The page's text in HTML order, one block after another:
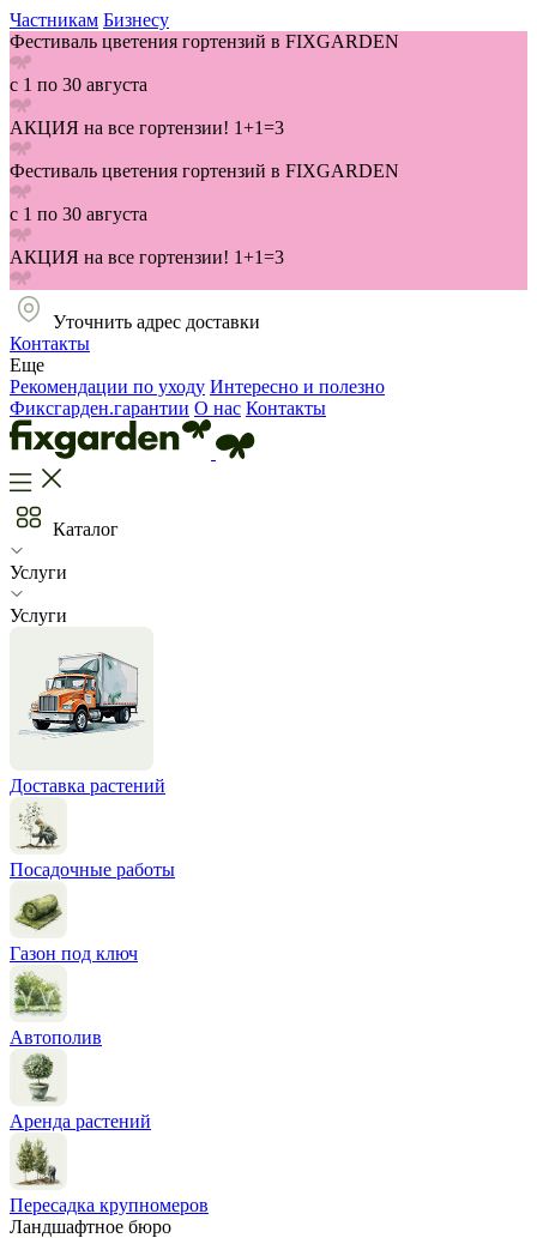
Частникам Бизнесу
Фестиваль цветения гортензий в FIXGARDEN
с 1 по 30 августа
АКЦИЯ на все гортензии! 1+1=3
Фестиваль цветения гортензий в FIXGARDEN
с 1 по 30 августа
АКЦИЯ на все гортензии! 1+1=3
Уточнить адрес доставки
Контакты
Еще
Рекомендации по уходу Интересно и полезно
Фиксгарден.гарантии О нас Контакты
Каталог
Услуги
Услуги
Доставка растений
Посадочные работы
Газон под ключ
Автополив
Аренда растений
Пересадка крупномеров
Ландшафтное бюро